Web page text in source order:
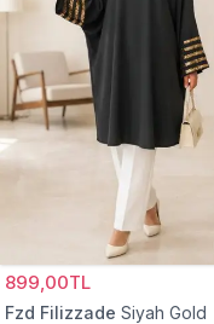
899,00TL
Fzd Filizzade Siyah Gold